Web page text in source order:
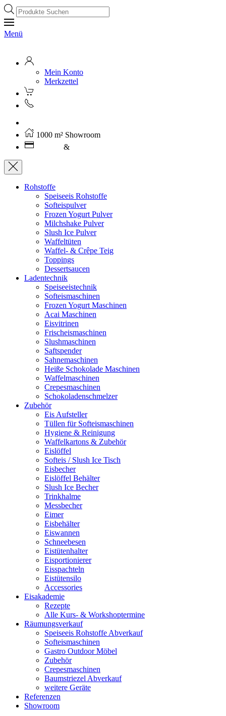
Products
search
Menü
Mein Konto
Merkzettel
1000 m² Showroom
&
Rohstoffe
Speiseeis Rohstoffe
Softeispulver
Frozen Yogurt Pulver
Milchshake Pulver
Slush Ice Pulver
Waffeltüten
Waffel- & Crêpe Teig
Toppings
Dessertsaucen
Ladentechnik
Speiseeistechnik
Softeismaschinen
Frozen Yogurt Maschinen
Acai Maschinen
Eisvitrinen
Frischeismaschinen
Slushmaschinen
Saftspender
Sahnemaschinen
Heiße Schokolade Maschinen
Waffelmaschinen
Crepesmaschinen
Schokoladenschmelzer
Zubehör
Eis Aufsteller
Tüllen für Softeismaschinen
Hygiene & Reinigung
Waffelkartons & Zubehör
Eislöffel
Softeis / Slush Ice Tisch
Eisbecher
Eislöffel Behälter
Slush Ice Becher
Trinkhalme
Messbecher
Eimer
Eisbehälter
Eiswannen
Schneebesen
Eistütenhalter
Eisportionierer
Eisspachteln
Eistütensilo
Accessories
Eisakademie
Rezepte
Alle Kurs- & Workshoptermine
Räumungsverkauf
Speiseeis Rohstoffe Abverkauf
Softeismaschinen
Gastro Outdoor Möbel
Zubehör
Crepesmaschinen
Baumstriezel Abverkauf
weitere Geräte
Referenzen
Showroom